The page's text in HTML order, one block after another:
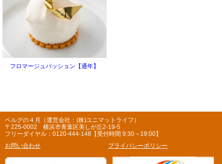
フロマージュパッション【通年】
ベルグの４月（運営会社：(株)ユニマットライフ）
〒225-0002 横浜市青葉区美しが丘2-19-5
フリーダイヤル：0120-444-148【受付時間 9:30～19:00】
お問い合わせ
プライバシーポリシー